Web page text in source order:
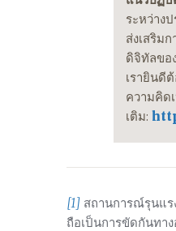
ระหว่าง
ส่งเสริม
ดิจิทัลขอ
เรายินดี
ความคิด
เติม:
[1] สถานการณ์รุนแร
ถือเป็นการขัดกันทา